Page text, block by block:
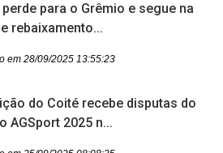
para o Grêmio e segue na
rebaixamento...
em 28/09/2025 13:55:23
do Coité recebe disputas do
AGSport 2025 n...